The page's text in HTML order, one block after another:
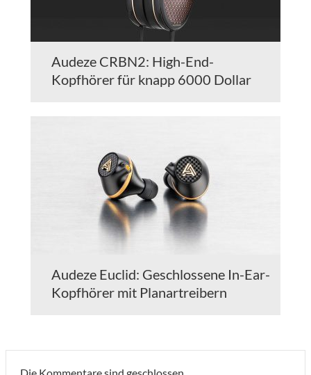
Audeze CRBN2: High-End-
Kopfhörer für knapp 6000 Dollar
Audeze Euclid: Geschlossene In-Ear-
Kopfhörer mit Planartreibern